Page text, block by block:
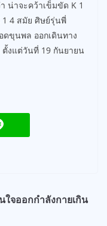
น่าจะคว้าเข็มขัด K 1
4 สมัย ศิษย์รุ่นพี่
ดขุนพล ออกเดินทาง
ตั้งแต่วันที่ 19 กันยายน
จออกกำลังกายเกิน